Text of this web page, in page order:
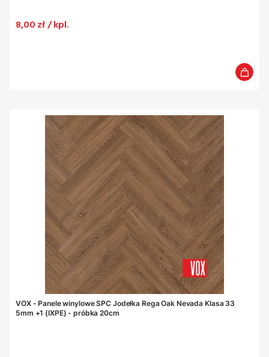
Cena
8,00 zł / kpl.
VOX - Panele winylowe SPC Jodełka Rega Oak Nevada Klasa 33
5mm +1 (IXPE) - próbka 20cm